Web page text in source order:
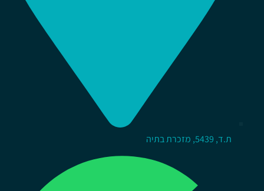
ת.ד, 5439, מזכרת בתיה